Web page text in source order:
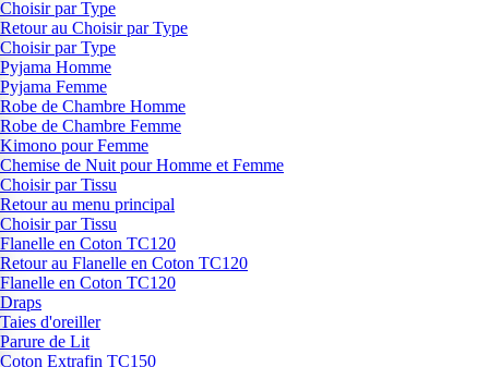
Choisir par Type
Retour au Choisir par Type
Choisir par Type
Pyjama Homme
Pyjama Femme
Robe de Chambre Homme
Robe de Chambre Femme
Kimono pour Femme
Chemise de Nuit pour Homme et Femme
Choisir par Tissu
Retour au menu principal
Choisir par Tissu
Flanelle en Coton TC120
Retour au Flanelle en Coton TC120
Flanelle en Coton TC120
Draps
Taies d'oreiller
Parure de Lit
Coton Extrafin TC150